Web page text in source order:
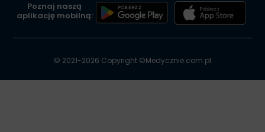
Poznaj naszą
aplikację mobilną:
© 2021-2026 Copyright ©Medycznie.com.pl